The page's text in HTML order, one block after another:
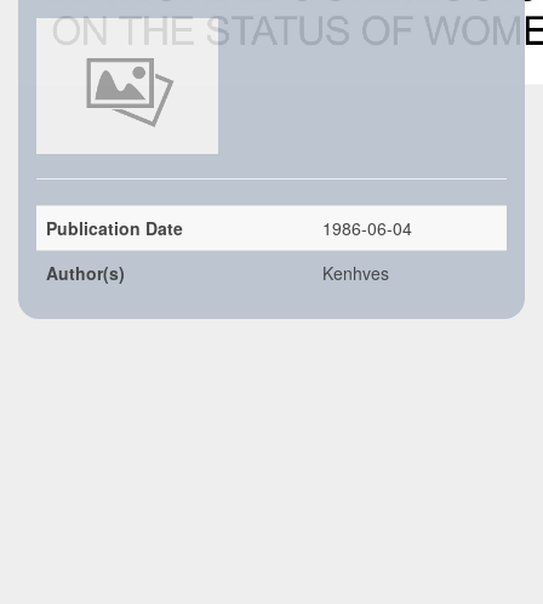
Publication Date
1986-06-04
Author(s)
Kenhves